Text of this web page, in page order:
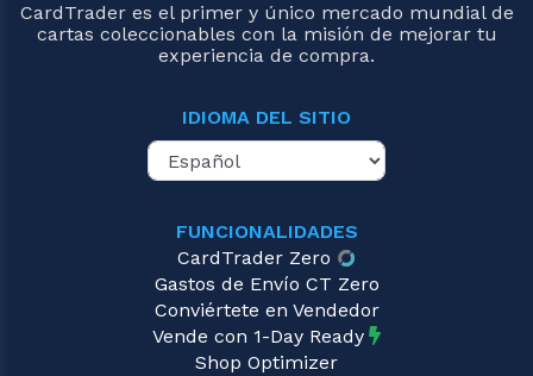
CardTrader es el primer y único mercado mundial de
cartas coleccionables con la misión de mejorar tu
experiencia de compra.
IDIOMA DEL SITIO
FUNCIONALIDADES
CardTrader Zero
Gastos de Envío CT Zero
Conviértete en Vendedor
Vende con 1-Day Ready
Shop Optimizer